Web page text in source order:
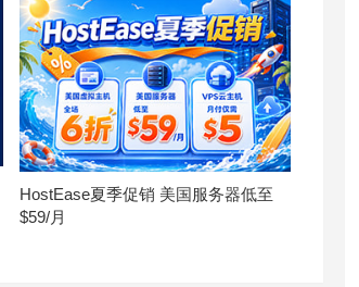
HostEase夏季促销 美国服务器低至
$59/月